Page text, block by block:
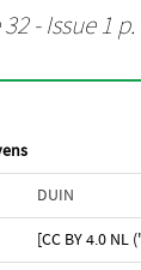
- Issue 1 p.
DUIN
[CC BY 4.0